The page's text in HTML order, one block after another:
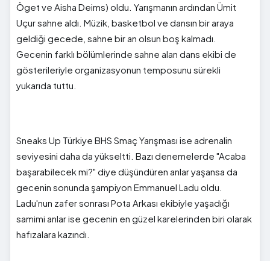
Öget ve Aisha Deims) oldu. Yarışmanın ardından Ümit
Uçur sahne aldı. Müzik, basketbol ve dansın bir araya
geldiği gecede, sahne bir an olsun boş kalmadı.
Gecenin farklı bölümlerinde sahne alan dans ekibi de
gösterileriyle organizasyonun temposunu sürekli
yukarıda tuttu.
Sneaks Up Türkiye BHS Smaç Yarışması ise adrenalin
seviyesini daha da yükseltti. Bazı denemelerde "Acaba
başarabilecek mi?" diye düşündüren anlar yaşansa da
gecenin sonunda şampiyon Emmanuel Ladu oldu.
Ladu'nun zafer sonrası Pota Arkası ekibiyle yaşadığı
samimi anlar ise gecenin en güzel karelerinden biri olarak
hafızalara kazındı.